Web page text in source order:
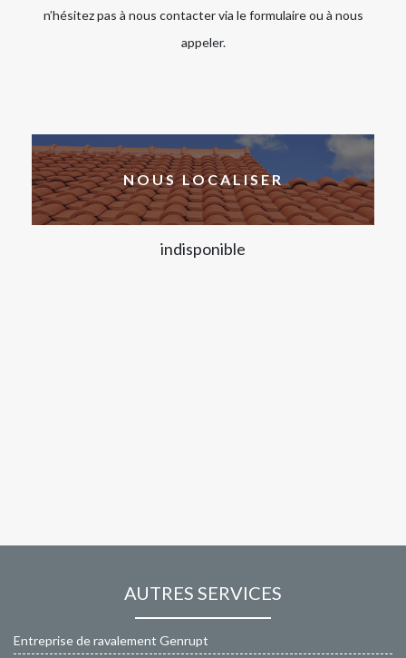
n’hésitez pas à nous contacter via le formulaire ou à nous
appeler.
NOUS LOCALISER
indisponible
AUTRES SERVICES
Entreprise de ravalement Genrupt